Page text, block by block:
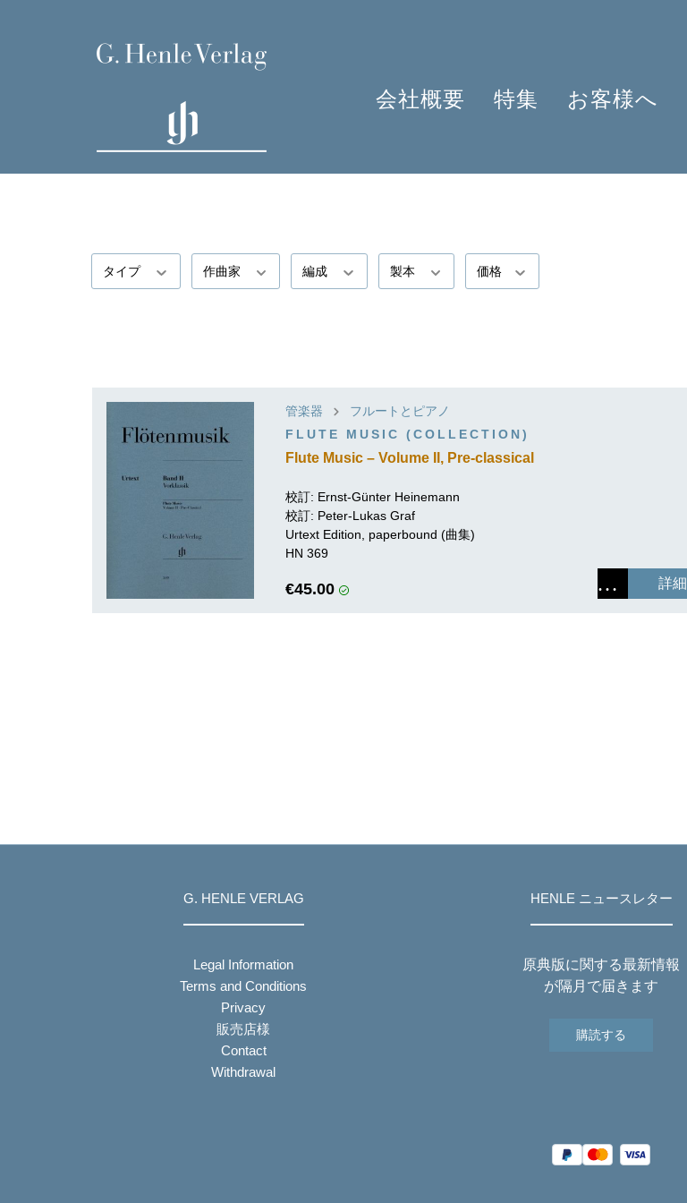
会社概要 特集 お客様へ
原典版とは
ギュンター・ヘンレ
友人たち
ショパンのワルツ - 2024年の発見
シェーンベルク 2024
セルゲイ・プロコフィエフ
作曲家キーシン
リヒャルト・シュトラウス
情報資料
学ぶ・教える
旅するHENLE
楽器編成
タイプ 作曲家 編成 製本 価格
管楽器
フルートとピアノ
FLUTE MUSIC (COLLECTION)
Flute Music – Volume II, Pre-classical
校訂: Ernst-Günter Heinemann
校訂: Peter-Lukas Graf
Urtext Edition, paperbound (曲集)
HN 369
€45.00 詳細
G. HENLE VERLAG
Legal Information
Terms and Conditions
Privacy
販売店様
Contact
Withdrawal
HENLE ニュースレター
原典版に関する最新情報
が隔月で届きます
購読する